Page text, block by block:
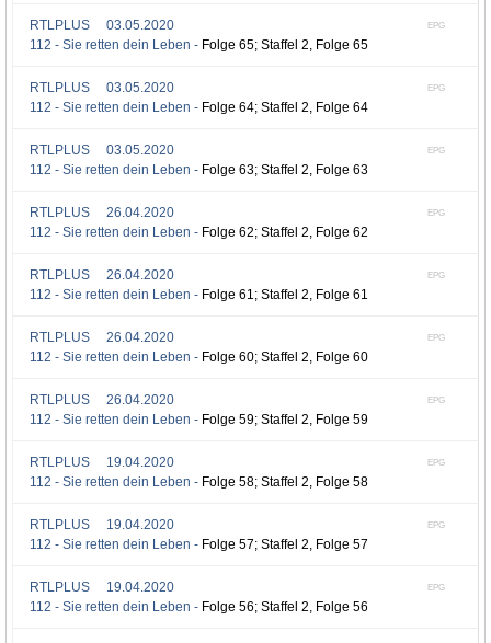
EPG
RTLPLUS
03.05.2020
112 - Sie retten dein Leben - Folge 65; Staffel 2, Folge 65
EPG
RTLPLUS
03.05.2020
112 - Sie retten dein Leben - Folge 64; Staffel 2, Folge 64
EPG
RTLPLUS
03.05.2020
112 - Sie retten dein Leben - Folge 63; Staffel 2, Folge 63
EPG
RTLPLUS
26.04.2020
112 - Sie retten dein Leben - Folge 62; Staffel 2, Folge 62
EPG
RTLPLUS
26.04.2020
112 - Sie retten dein Leben - Folge 61; Staffel 2, Folge 61
EPG
RTLPLUS
26.04.2020
112 - Sie retten dein Leben - Folge 60; Staffel 2, Folge 60
EPG
RTLPLUS
26.04.2020
112 - Sie retten dein Leben - Folge 59; Staffel 2, Folge 59
EPG
RTLPLUS
19.04.2020
112 - Sie retten dein Leben - Folge 58; Staffel 2, Folge 58
EPG
RTLPLUS
19.04.2020
112 - Sie retten dein Leben - Folge 57; Staffel 2, Folge 57
EPG
RTLPLUS
19.04.2020
112 - Sie retten dein Leben - Folge 56; Staffel 2, Folge 56